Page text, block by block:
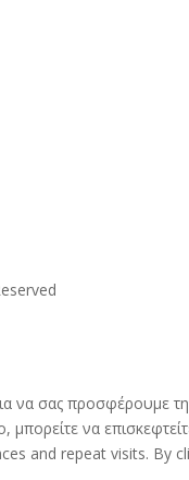
σας προσφέρουμε
να
and repeat visits. By